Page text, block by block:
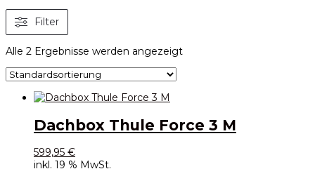
Filter
Alle 2 Ergebnisse werden angezeigt
Dachbox Thule Force 3 M
599,95 €
inkl. 19 % MwSt.